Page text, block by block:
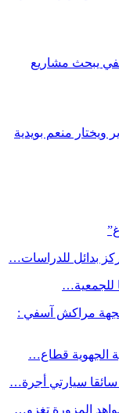
يبحث مشاريع
ويختار منعم بويدية
بدائل للدراسات…
للجمعية…
بجهة مراكش آسفي :
الجهوية قطاع…
سيارتي أجرة…
المزورة تغزو…